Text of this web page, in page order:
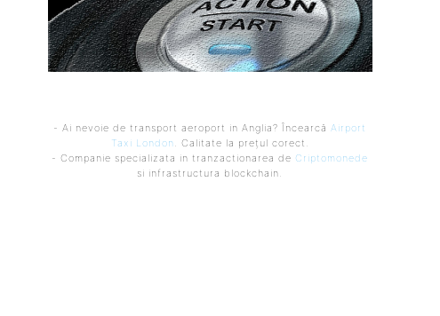
- Ai nevoie de transport aeroport in Anglia? ÎncearcăAirport
Taxi London. Calitate la prețul corect.
- Companie specializata in tranzactionarea deCriptomonede
si infrastructura blockchain.